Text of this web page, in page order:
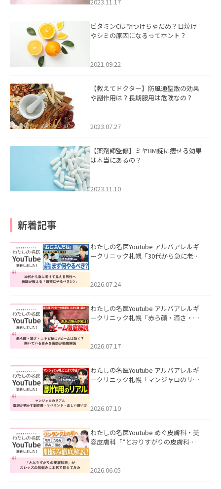
ビタミンCは朝つけちゃだめ？日焼け
やシミの原因になるってホント？
2021.09.22
【教えてドクター】防風通聖散の効果
や副作用は？長期服用は危険なの？
2023.07.27
【薬剤師監修】ミヤBM錠に痩せる効果
は本当にあるの？
2023.11.10
新着記事
わたしの名医Youtube アルバアレルギ
ークリニック札幌「30代から急に老け
た。
2026.07.24
わたしの名医Youtube アルバアレルギ
ークリニック札幌「赤ら顔・酒さ・ニ
した。
2026.07.17
わたしの名医Youtube アルバアレルギ
ークリニック札幌「マンジャロのリア
た。
2026.07.10
わたしの名医Youtube めぐ皮膚科・美
容皮膚科「”とおりすがりの皮膚科
2026.06.05